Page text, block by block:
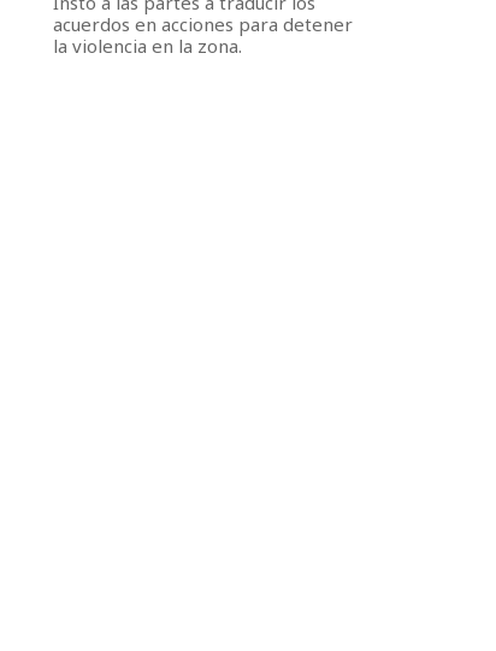
acuerdos en acciones para detener
la violencia en la zona.